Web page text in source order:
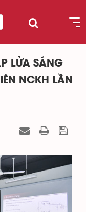
LỬA SÁNG
NCKH LẦN